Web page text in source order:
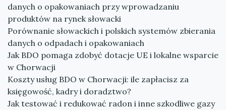
danych o opakowaniach przy wprowadzaniu
produktów na rynek słowacki
Porównanie słowackich i polskich systemów zbierania
danych o odpadach i opakowaniach
Jak BDO pomaga zdobyć dotacje UE i lokalne wsparcie
w Chorwacji
Koszty usług BDO w Chorwacji: ile zapłacisz za
księgowość, kadry i doradztwo?
Jak testować i redukować radon i inne szkodliwe gazy